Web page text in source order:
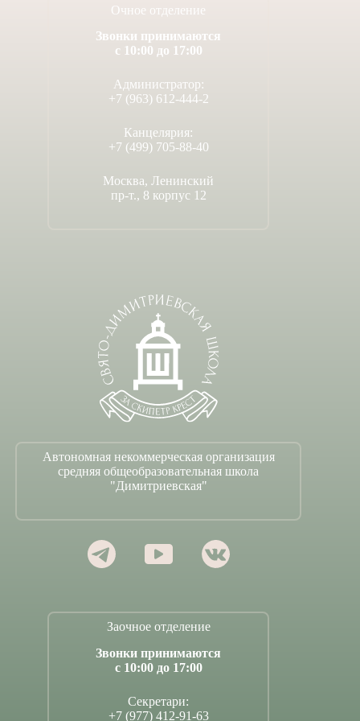
Очное отделение
Звонки принимаются
с 10:00 до 17:00
Администратор:
+7 (963) 612-444-2
Канцелярия:
+7 (499) 705-88-40
Москва, Ленинский
пр-т., 8 корпус 12
Автономная некоммерческая организация
средняя общеобразовательная школа
"Димитриевская"
Заочное отделение
Звонки принимаются
с 10:00 до 17:00
Секретари:
+7 (977) 412-91-63